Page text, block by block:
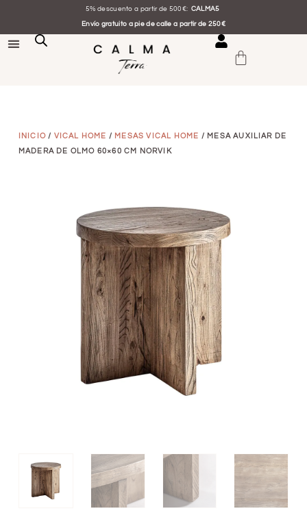
5% descuento a partir de 500€: CALMA5
Envío gratuito a pie de calle a partir de 250€
INICIO / VICAL HOME / MESAS VICAL HOME / MESA AUXILIAR DE
MADERA DE OLMO 60×60 CM NORVIK